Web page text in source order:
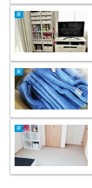
家
家
家